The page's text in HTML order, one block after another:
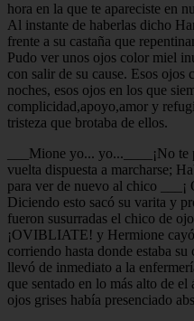
hora en la que te apareciste en
Al instante de haberlas dicho
frente a su castaña que
Pudo ver unos ojos color miel
con salir de su cause. Esos ojos
noches, esos ojos en los que
complicidad,apoyo,amor y
tristeza que brotaba de ellos.
___Mione yo... yo...____¡No
vuelta dispuesta a marcharse;
para ver de nuevo al chico ___¡
Diciendo esto sacó su varita y
fueron susurradas el chico de
¡OVIBLIATE! y Hermione
corriendo hasta donde estaba
llevó de inmediato a la
que sentado en lo más alto de
ojos grises había presenciado